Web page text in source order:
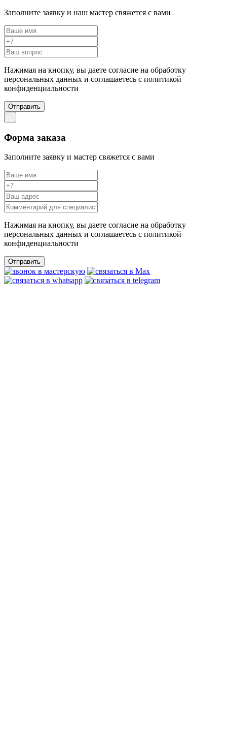
Заполните заявку и наш мастер свяжется с вами
Нажимая на кнопку, вы даете согласие на обработку
персональных данных и соглашаетесь c политикой
конфиденциальности
Отправить
Форма заказа
Заполните заявку и мастер свяжется с вами
Нажимая на кнопку, вы даете согласие на обработку
персональных данных и соглашаетесь c политикой
конфиденциальности
Отправить